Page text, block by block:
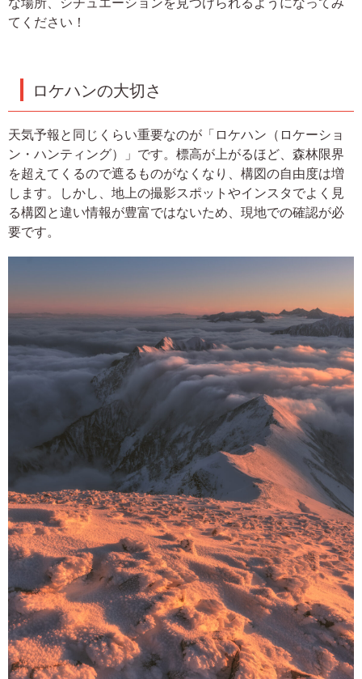
てください！
ロケハンの大切さ
天気予報と同じくらい重要なのが「ロケハン（ロケーショ
ン・ハンティング）」です。標高が上がるほど、森林限界
を超えてくるので遮るものがなくなり、構図の自由度は増
します。しかし、地上の撮影スポットやインスタでよく見
る構図と違い情報が豊富ではないため、現地での確認が必
要です。